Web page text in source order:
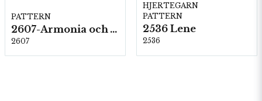
PATTERN
2607-Armonia och Alpaca 400
2607
HJERTEGARN
PATTERN
2536 Lene
2536